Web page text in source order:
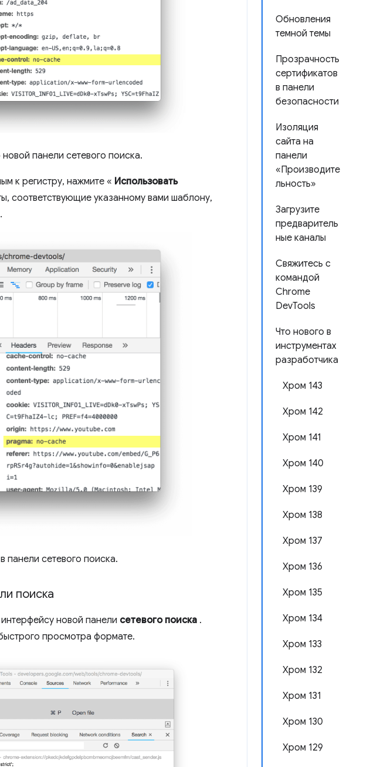
Обновления
темной темы
Прозрачность
сертификатов
в панели
безопасности
Изоляция
сайта на
панели
«Производите
льность»
Загрузите
предваритель
ные каналы
Свяжитесь с
командой
Chrome
DevTools
Что нового в
инструментах
разработчика
Хром 143
Хром 142
Хром 141
Хром 140
Хром 139
Хром 138
Хром 137
Хром 136
Хром 135
Хром 134
Хром 133
Хром 132
Хром 131
Хром 130
Хром 129
панели сетевого поиска.
к регистру, нажмите « Использовать
соответствующие указанному вами шаблону,
панели сетевого поиска.
поиска
интерфейсу новой панели сетевого поиска .
просмотра формате.